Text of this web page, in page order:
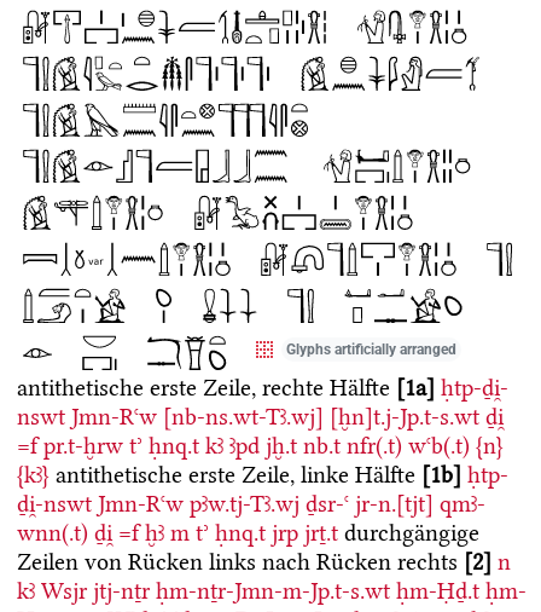
Glyphs artificially arranged
antithetische erste Zeile, rechte Hälfte 1a ḥtp-ḏi̯-
nswt Jmn-Rꜥw [nb-ns.wt-Tꜣ.wj] [ḫn]t.j-Jp.t-s.wt ḏi̯
=f pr.t-ḫrw tʾ ḥnq.t kꜣ ꜣpd jḫ.t nb.t nfr(.t) wꜥb(.t) {n}
{kꜣ} antithetische erste Zeile, linke Hälfte 1b ḥtp-
ḏi̯-nswt Jmn-Rꜥw pꜣw.tj-Tꜣ.wj ḏsr-ꜥ jr-n.[tjt] qmꜣ-
wnn(.t) ḏi̯ =f ḫꜣ m tʾ ḥnq.t jrp jrṯ.t durchgängige
Zeilen von Rücken links nach Rücken rechts 2 n
kꜣ Wsjr jtj-nṯr ḥm-nṯr-Jmn-m-Jp.t-s.wt ḥm-Ḥḏ.t ḥm-